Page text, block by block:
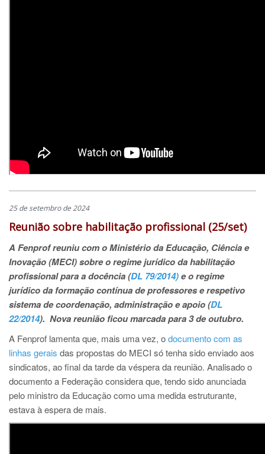
25 de setembro de 2024
Reunião sobre habilitação profissional (25/set)
A Fenprof reuniu com o Ministério da Educação, Ciência e
Inovação (MECI) sobre o regime jurídico da habilitação
profissional para a docência (DL 79/2014)e o regime
jurídico da formação contínua de professores e respetivo
sistema de coordenação, administração e apoio (DL
22/2014). Nova reunião ficou marcada para 3 de outubro.
A Fenprof lamenta que, mais uma vez, odocumento com as
linhas gerais das propostas do MECI só tenha sido enviado aos
sindicatos, ao final da tarde da véspera da reunião. Analisado o
documento a Federação considera que, tendo sido anunciada
pelo ministro da Educação como uma medida estruturante,
estava à espera de mais.